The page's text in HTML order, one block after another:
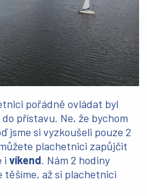
pořádně ovládat byl
přístavu. Ne, že bychom
jsme si vyzkoušeli pouze 2
plachetnici zapůjčit
i víkend. Nám 2 hodiny
těšíme, až si plachetnici